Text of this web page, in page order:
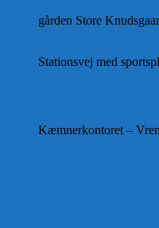
gården Store
Stationsvej med
Kæmnerkontoret –